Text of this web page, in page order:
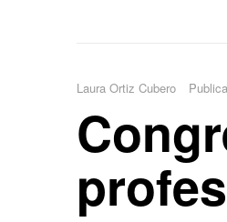
Laura Ortiz Cubero